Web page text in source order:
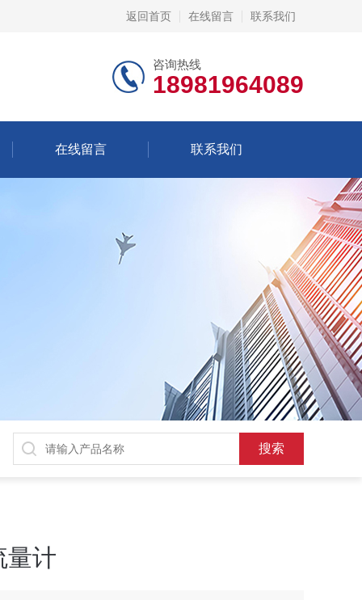
返回首页 在线留言 联系我们
咨询热线
18981964089
在线留言 联系我们
量计